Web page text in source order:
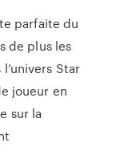
parfaite du
de plus les
Star
joueur en
sur la